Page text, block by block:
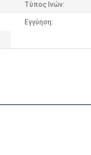
Τύπος Ινών:
Εγγύηση: